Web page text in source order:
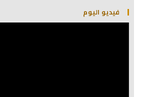
فيديو اليوم
مشغل